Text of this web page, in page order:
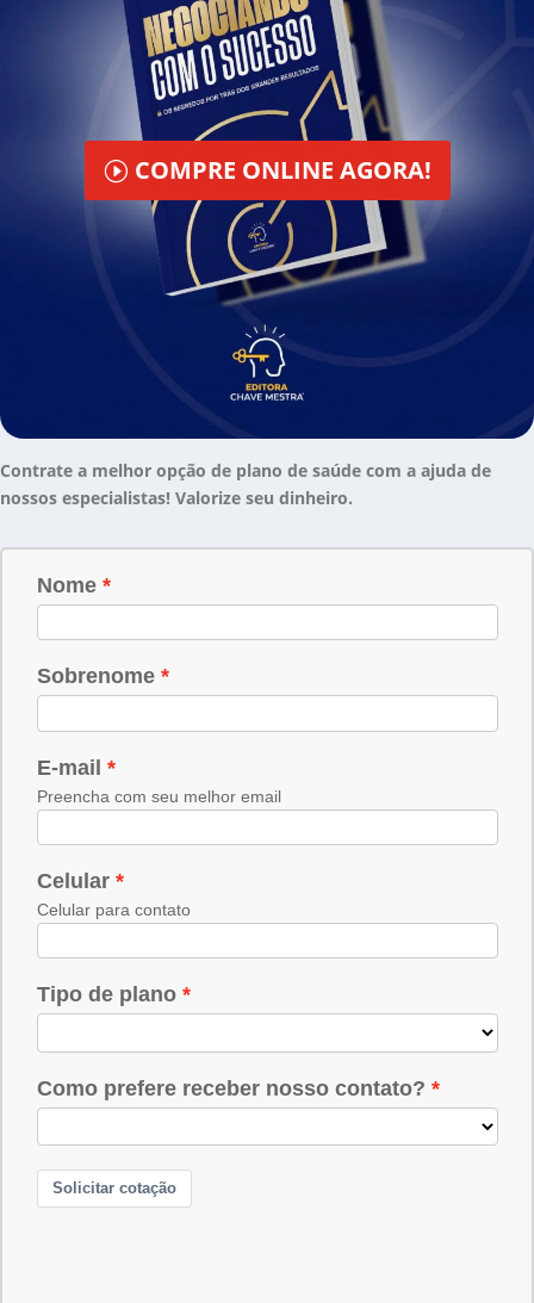
COMPRE ONLINE AGORA!
Contrate a melhor opção de plano de saúde com a ajuda de
nossos especialistas! Valorize seu dinheiro.